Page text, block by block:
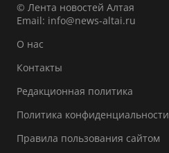
© Лента новостей Алтая
Email: info@news-altai.ru
О нас
Контакты
Редакционная политика
Политика конфиденциальности
Правила пользования сайтом